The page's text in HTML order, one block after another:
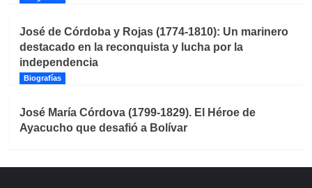
José de Córdoba y Rojas (1774-1810): Un marinero
destacado en la reconquista y lucha por la
independencia
Biografías
José María Córdova (1799-1829). El Héroe de
Ayacucho que desafió a Bolívar